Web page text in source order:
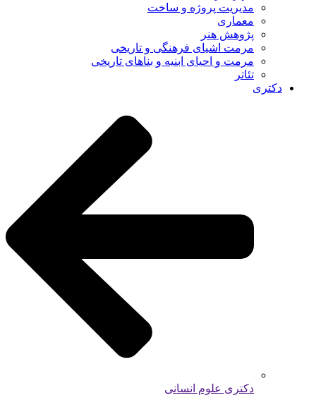
مدیریت پروژه و ساخت
معماری
پژوهش هنر
مرمت اشیای فرهنگی و تاریخی
مرمت و احیای ابنیه و بناهای تاریخی
تئاتر
دکتری
دکتری علوم انسانی